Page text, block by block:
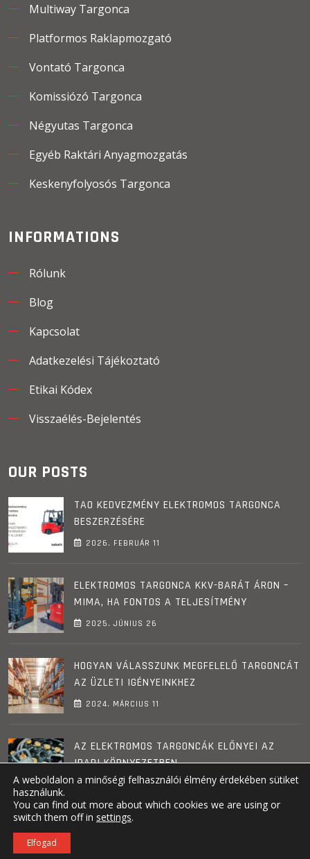
Multiway Targonca
Platformos Raklapmozgató
Vontató Targonca
Komissiózó Targonca
Négyutas Targonca
Egyéb Raktári Anyagmozgatás
Keskenyfolyosós Targonca
INFORMATIONS
Rólunk
Blog
Kapcsolat
Adatkezelési Tájékoztató
Etikai Kódex
Visszaélés-Bejelentés
OUR POSTS
TAO KEDVEZMÉNY ELEKTROMOS TARGONCA
BESZERZÉSÉRE
2026. FEBRUÁR 11
ELEKTROMOS TARGONCA KKV-BARÁT ÁRON –
MIMA, HA FONTOS A TELJESÍTMÉNY
2025. JÚNIUS 26
HOGYAN VÁLASSZUNK MEGFELELŐ TARGONCÁT
AZ ÜZLETI IGÉNYEINKHEZ
2024. MÁRCIUS 11
AZ ELEKTROMOS TARGONCÁK ELŐNYEI AZ
IPARI KÖRNYEZETBEN
2024. MÁRCIUS08
A weboldalon a minőségi felhasználói élmény érdekében sütiket
használunk.
You can find out more about which cookies we are using or
switch them off in settings.
Elfogad